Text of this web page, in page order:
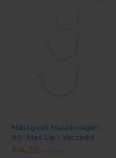
Mastgoot Muurbeugel -
90° Met Lip - Verzinkt
€4,28 Incl. btw